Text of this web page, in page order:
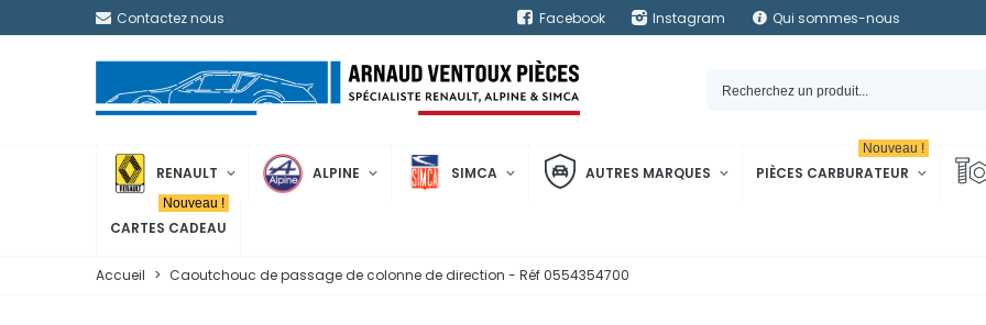
Contactez nous Facebook Instagram Qui sommes-nous
RENAULT ALPINE SIMCA AUTRES MARQUES PIÈCES CARBURATEUR
Nouveau !
CARTES CADEAU
Nouveau !
Accueil > Caoutchouc de passage de colonne de direction - Réf 0554354700